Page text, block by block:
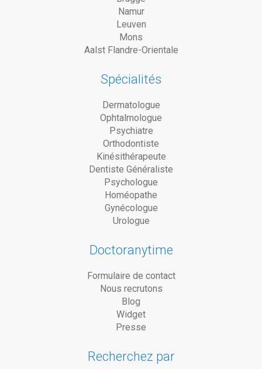
Namur
Leuven
Mons
Aalst Flandre-Orientale
Spécialités
Dermatologue
Ophtalmologue
Psychiatre
Orthodontiste
Kinésithérapeute
Dentiste Généraliste
Psychologue
Homéopathe
Gynécologue
Urologue
Doctoranytime
Formulaire de contact
Nous recrutons
Blog
Widget
Presse
Recherchez par